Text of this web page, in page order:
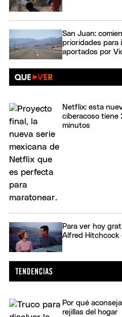
San Juan:
prioridades para
aportados por
Netflix: esta
ciberacoso tiene
minutos
Para ver hoy
Alfred Hitchcock
Por qué
rejillas del hogar